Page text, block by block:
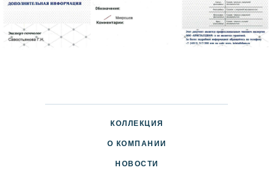
КОЛЛЕКЦИЯ
НОВОСТИ
О КОМПАНИИ